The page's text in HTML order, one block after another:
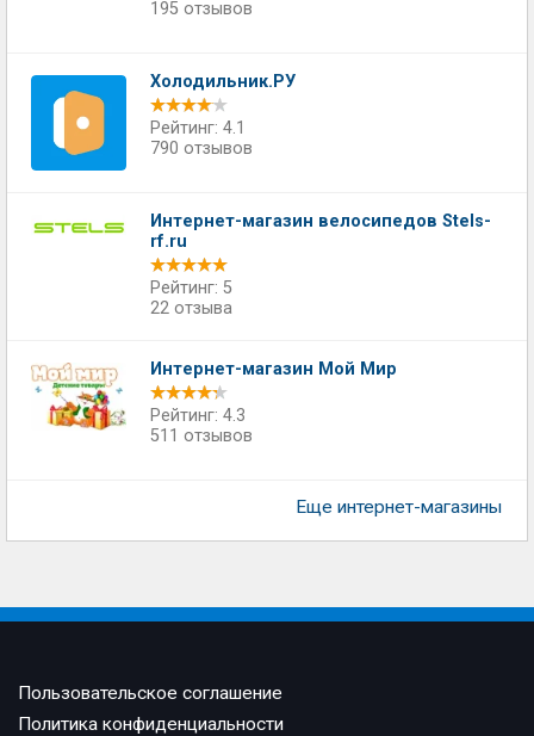
195 отзывов
Холодильник.РУ
Рейтинг: 4.1
790 отзывов
Интернет-магазин велосипедов Stels-
rf.ru
Рейтинг: 5
22 отзыва
Интернет-магазин Мой Мир
Рейтинг: 4.3
511 отзывов
Еще интернет-магазины
Пользовательское соглашение
Политика конфиденциальности